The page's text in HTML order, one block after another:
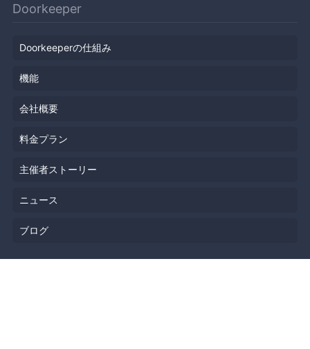
Doorkeeper
Doorkeeperの仕組み
機能
会社概要
料金プラン
主催者ストーリー
ニュース
ブログ